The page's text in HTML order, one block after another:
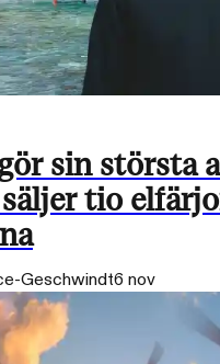
sin största
tio
Geschwindt6 nov